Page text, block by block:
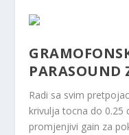
PARASOUND
Radi sa svim
krivulja tocna do 0.25
promjenjivi gain za